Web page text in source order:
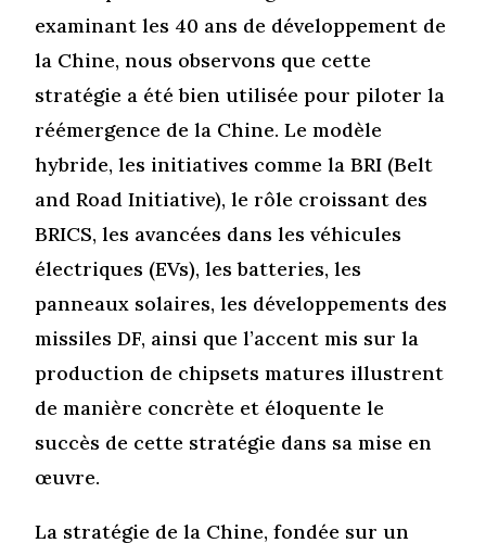
examinant les 40 ans de développement de
la Chine, nous observons que cette
stratégie a été bien utilisée pour piloter la
réémergence de la Chine. Le modèle
hybride, les initiatives comme la BRI (Belt
and Road Initiative), le rôle croissant des
BRICS, les avancées dans les véhicules
électriques (EVs), les batteries, les
panneaux solaires, les développements des
missiles DF, ainsi que l’accent mis sur la
production de chipsets matures illustrent
de manière concrète et éloquente le
succès de cette stratégie dans sa mise en
œuvre.
La stratégie de la Chine, fondée sur un